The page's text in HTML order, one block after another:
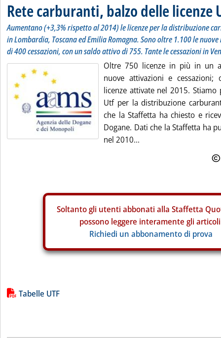
Rete carburanti, balzo delle licenze
Aumentano (+3,3% rispetto al 2014) le licenze per la distribuzione
in Lombardia, Toscana ed Emilia Romagna. Sono oltre 1.100 le
di 400 cessazioni, con un saldo attivo di 755. Tante le cessazioni in
Oltre 750 licenze in più in un
nuove attivazioni e
licenze attivate nel 2015. Stiamo
Utf per la distribuzione
che la Staffetta ha chiesto e
Dogane. Dati che la Staffetta ha
nel 2010...
Soltanto gli utenti abbonati alla Staffetta
possono leggere interamente gli
Richiedi un abbonamento di prova
Lista allegati PDF alla notizia
Tabelle UTF